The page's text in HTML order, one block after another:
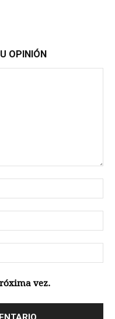
OPINIÓN
vez.